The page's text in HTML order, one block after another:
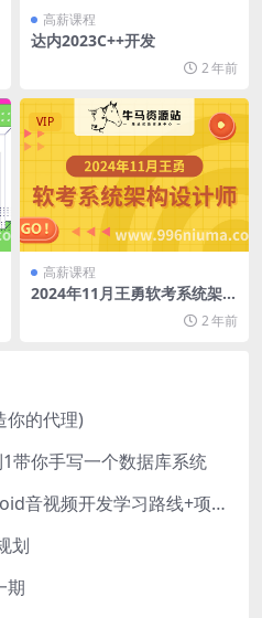
高薪课程
达内2023C++开发
2 年前
VIP
高薪课程
2024年11月王勇软考系统架构
2 年前
你的代理)
带你手写一个数据库系统
享学课堂 企业级Android音视频开发学习路线+项目实战（附源码）
划
期